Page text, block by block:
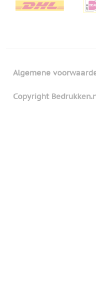
Algemene
Copyright